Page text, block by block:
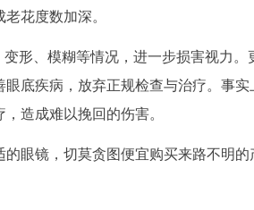
花度数加深。
形、模糊等情况，进一步损害视力。
底疾病，放弃正规检查与治疗。事实
造成难以挽回的伤害。
眼镜，切莫贪图便宜购买来路不明的